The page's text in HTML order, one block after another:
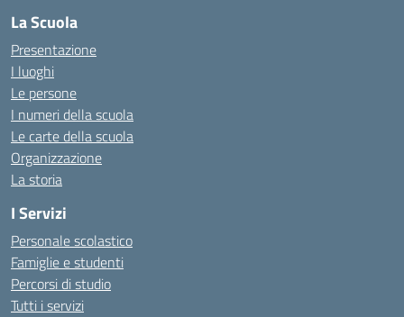
La Scuola
Presentazione
I luoghi
Le persone
I numeri della scuola
Le carte della scuola
Organizzazione
La storia
I Servizi
Personale scolastico
Famiglie e studenti
Percorsi di studio
Tutti i servizi